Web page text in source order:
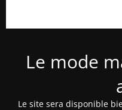
Le mode
Le site sera disponible